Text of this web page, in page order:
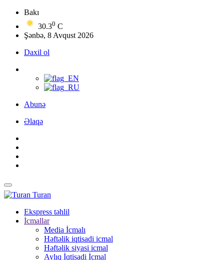
Bakı
30.30 C
Şənbə, 8 Avqust 2026
Daxil ol
Abunə
Əlaqə
Turan
Ekspress təhlil
İcmallar
Media İcmalı
Həftəlik iqtisadi icmal
Həftəlik siyasi icmal
Aylıq İqtisadi İcmal